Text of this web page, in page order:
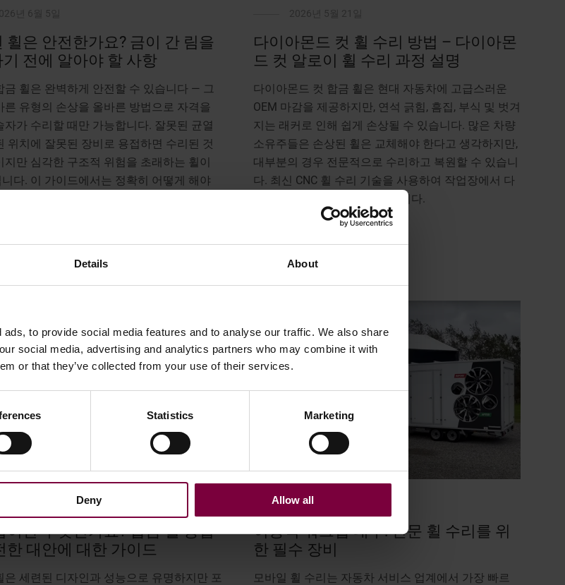
Details About
to provide social media features and to analyse our traffic. We also share
social media, advertising and analytics partners who may combine it with
or that they’ve collected from your use of their services.
Statistics Marketing
Deny Allow all
휠은 안전한가요? 금이 간 림을
전에 알아야 할 사항
금 휠은 완벽하게 안전할 수 있습니다 — 그
른 유형의 손상을 올바른 방법으로 자격을
자가 수리할 때만 가능합니다. 잘못된 균열
위치에 잘못된 장비로 용접하면 수리된 것
지만 심각한 구조적 위험을 초래하는 휠이
다. 이 가이드에서는 정확히 어떻게 해야
다이아몬드 컷 휠 수리 방법 – 다이아몬
드 컷 알로이 휠 수리 과정 설명
다이아몬드 컷 합금 휠은 현대 자동차에 고급스러운
OEM 마감을 제공하지만, 연석 긁힘, 흠집, 부식 및 벗겨
지는 래커로 인해 쉽게 손상될 수 있습니다. 많은 차량
소유주들은 손상된 휠은 교체해야 한다고 생각하지만,
대부분의 경우 전문적으로 수리하고 복원할 수 있습니
다. 최신 CNC 휠 수리 기술을 사용하여 작업장에서 다
이아몬드 휠을 복원할 수 있습니다.
이란 무엇인가요? 합금 휠 용접
한 대안에 대한 가이드
은 세련된 디자인과 성능으로 유명하지만 포
9월 10, 2025
이동식 워크샵 내부: 전문 휠 수리를 위
한 필수 장비
모바일 휠 수리는 자동차 서비스 업계에서 가장 빠르